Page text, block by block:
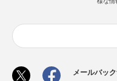
メールバッ